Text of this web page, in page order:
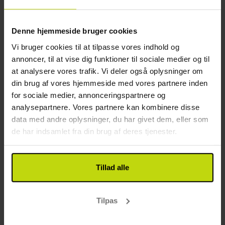
Denne hjemmeside bruger cookies
Vi bruger cookies til at tilpasse vores indhold og
annoncer, til at vise dig funktioner til sociale medier og til
at analysere vores trafik. Vi deler også oplysninger om
din brug af vores hjemmeside med vores partnere inden
for sociale medier, annonceringspartnere og
analysepartnere. Vores partnere kan kombinere disse
data med andre oplysninger, du har givet dem, eller som
de har indsamlet fra din brug af deres tjenester.
Tillad alle
Tilpas
Der er gratis parkering ved hotellet, og under
opholdet har I gratis adgang til trådløst internet.
Værelser
Hotellet har 61 hyggelige værelser, og der er både
enkelt- og dobbeltværelser til rådighed. Derudover
kan der tilføjes en ekstra opredning på
dobbeltværelserne. Alle værelserne er indrettet
med eget bad og toilet, og udstyret med behagelige
senge, skrivebord, siddeområde, minibar og
fladskærms-TV.
Nærmeste lufthavn: 3 km
Andet
Gratis parkering
Gratis internet
Elevator
Etager: 2
Byggeår: 1700-1985
Renoveret: 1985
Restaurant
Restauranten er lukket søndag fra: 00:00-24:00